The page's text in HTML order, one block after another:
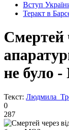
Вступ
Теракт в
Смертей
не було
Текст: Людмила
0
287